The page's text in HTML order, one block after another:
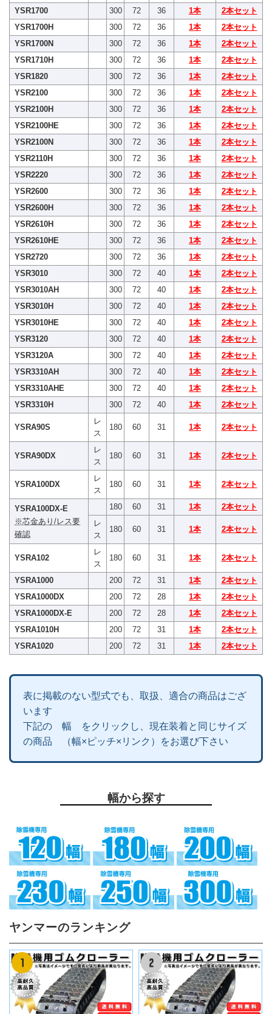
YSR1700
300 72 36 1本
2本セット
YSR1700H
300 72 36 1本
2本セット
YSR1700N
300 72 36 1本
2本セット
YSR1710H
300 72 36 1本
2本セット
YSR1820
300 72 36 1本
2本セット
YSR2100
300 72 36 1本
2本セット
YSR2100H
300 72 36 1本
2本セット
YSR2100HE
300 72 36 1本
2本セット
YSR2100N
300 72 36 1本
2本セット
YSR2110H
300 72 36 1本
2本セット
YSR2220
300 72 36 1本
2本セット
YSR2600
300 72 36 1本
2本セット
YSR2600H
300 72 36 1本
2本セット
YSR2610H
300 72 36 1本
2本セット
YSR2610HE
300 72 36 1本
2本セット
YSR2720
300 72 36 1本
2本セット
YSR3010
300 72 40 1本
2本セット
YSR3010AH
300 72 40 1本
2本セット
YSR3010H
300 72 40 1本
2本セット
YSR3010HE
300 72 40 1本
2本セット
YSR3120
300 72 40 1本
2本セット
YSR3120A
300 72 40 1本
2本セット
YSR3310AH
300 72 40 1本
2本セット
YSR3310AHE
300 72 40 1本
2本セット
YSR3310H
300 72 40 1本 2本セット
YSRA90S
レ
ス
180 60 31 1本 2本セット
YSRA90DX
レ
ス
180 60 31 1本 2本セット
YSRA100DX
レ
ス
180 60 31 1本 2本セット
YSRA100DX-E
※芯金あり/レス要
確認
180 60 31 1本
2本セット
レ
ス
180 60 31 1本 2本セット
YSRA102
レ
ス
180 60 31 1本 2本セット
YSRA1000 200 72 31 1本
2本セット
YSRA1000DX
200 72 28 1本
2本セット
YSRA1000DX-E
200 72 28 1本
2本セット
YSRA1010H
200 72 31 1本
2本セット
YSRA1020
200 72 31 1本 2本セット
表に掲載のない型式でも、取扱、適合の商品はござ
います
下記の 幅 をクリックし、現在装着と同じサイズ
の商品 （幅×ピッチ×リンク）をお選び下さい
幅から探す
ヤンマーのランキング